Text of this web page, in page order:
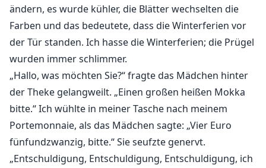
ändern, es wurde kühler, die Blätter wechselten die
Farben und das bedeutete, dass die Winterferien vor
der Tür standen. Ich hasse die Winterferien; die Prügel
wurden immer schlimmer.
„Hallo, was möchten Sie?“ fragte das Mädchen hinter
der Theke gelangweilt. „Einen großen heißen Mokka
bitte.“ Ich wühlte in meiner Tasche nach meinem
Portemonnaie, als das Mädchen sagte: „Vier Euro
fünfundzwanzig, bitte.“ Sie seufzte genervt.
„Entschuldigung, Entschuldigung, Entschuldigung, ich